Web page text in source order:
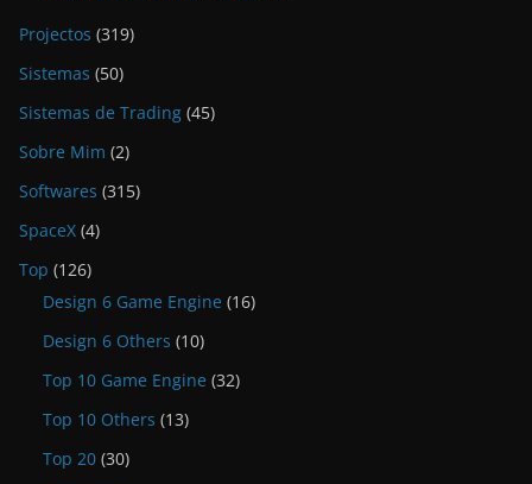
Projectos (319)
Sistemas (50)
Sistemas de Trading (45)
Sobre Mim (2)
Softwares (315)
SpaceX (4)
Top (126)
Design 6 Game Engine (16)
Design 6 Others (10)
Top 10 Game Engine (32)
Top 10 Others (13)
Top 20 (30)